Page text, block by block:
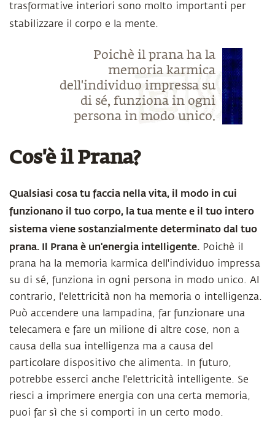
trasformative interiori sono molto importanti per
stabilizzare il corpo e la mente.
Poichè il prana ha la
memoria karmica
dell'individuo impressa su
di sé, funziona in ogni
persona in modo unico.
Cos'è il Prana?
Qualsiasi cosa tu faccia nella vita, il modo in cui
funzionano il tuo corpo, la tua mente e il tuo intero
sistema viene sostanzialmente determinato dal tuo
prana. Il Prana è un'energia intelligente. Poichè il
prana ha la memoria karmica dell'individuo impressa
su di sé, funziona in ogni persona in modo unico. Al
contrario, l'elettricità non ha memoria o intelligenza.
Può accendere una lampadina, far funzionare una
telecamera e fare un milione di altre cose, non a
causa della sua intelligenza ma a causa del
particolare dispositivo che alimenta. In futuro,
potrebbe esserci anche l'elettricità intelligente. Se
riesci a imprimere energia con una certa memoria,
puoi far sì che si comporti in un certo modo.